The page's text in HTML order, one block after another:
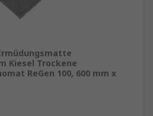
Kiesel Trockene
ReGen 100, 600 mm x